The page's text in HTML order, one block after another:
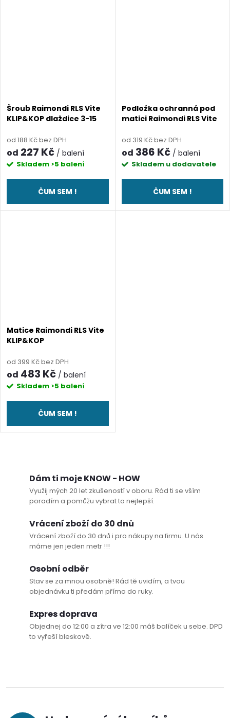
Šroub Raimondi RLS Vite
KLIP&KOP dlaždice 3-15
od 188 Kč bez DPH
od 227 Kč / balení
Skladem >5 balení
ČUM SEM !
Podložka ochranná pod
matici Raimondi RLS Vite
od 319 Kč bez DPH
od 386 Kč / balení
Skladem u dodavatele
ČUM SEM !
Matice Raimondi RLS Vite
KLIP&KOP
od 399 Kč bez DPH
od 483 Kč / balení
Skladem >5 balení
ČUM SEM !
k
y
Dám ti moje KNOW - HOW
Využij mých 20 let zkušeností v oboru. Rád ti se vším
poradím a pomůžu vybrat to nejlepší.
Vrácení zboží do 30 dnů
Vrácení zboží do 30 dnů i pro nákupy na firmu. U nás
máme jen jeden metr !!!
Osobní odběr
Stav se za mnou osobně! Rád tě uvidím, a tvou
objednávku ti předám přímo do ruky.
Expres doprava
Objednej do 12:00 a zítra ve 12:00 máš balíček u sebe. DPD
to vyřeší bleskově.